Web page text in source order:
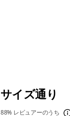
サイズ通り
88% レビュアーのうち